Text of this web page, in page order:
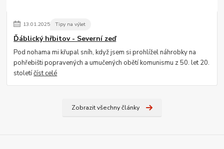
13.01.2025 Tipy na výlet
Ďáblický hřbitov - Severní zeď
Pod nohama mi křupal sníh, když jsem si prohlížel náhrobky na
pohřebišti popravených a umučených obětí komunismu z 50. let 20.
stoletíčíst celé
Zobrazit všechny články